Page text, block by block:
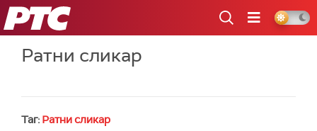
РТС
Ратни сликар
Таг: Ратни сликар